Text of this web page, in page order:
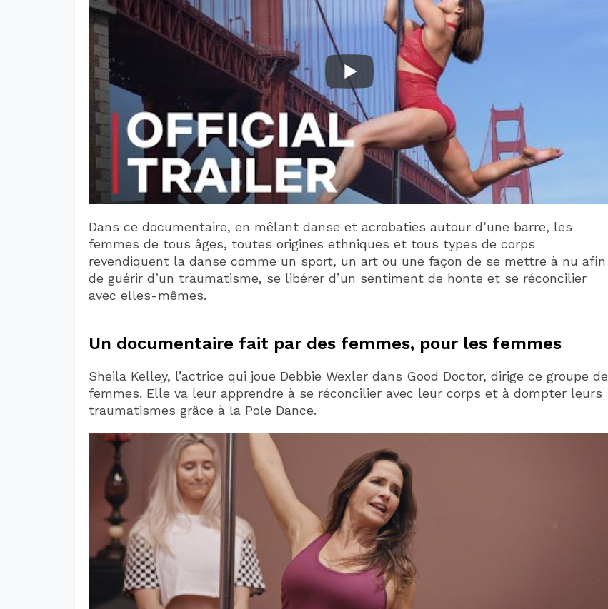
Dans ce documentaire, en mêlant danse et acrobaties autour d’une barre, les
femmes de tous âges, toutes origines ethniques et tous types de corps
revendiquent la danse comme un sport, un art ou une façon de se mettre à nu afin
de guérir d’un traumatisme, se libérer d’un sentiment de honte et se réconcilier
avec elles-mêmes.
Un documentaire fait par des femmes, pour les femmes
Sheila Kelley, l’actrice qui joue Debbie Wexler dans Good Doctor, dirige ce groupe de
femmes. Elle va leur apprendre à se réconcilier avec leur corps et à dompter leurs
traumatismes grâce à la Pole Dance.